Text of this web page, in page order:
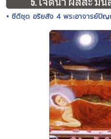
• ซีดีชุด อริยสัจ 4 พระอาจารย์